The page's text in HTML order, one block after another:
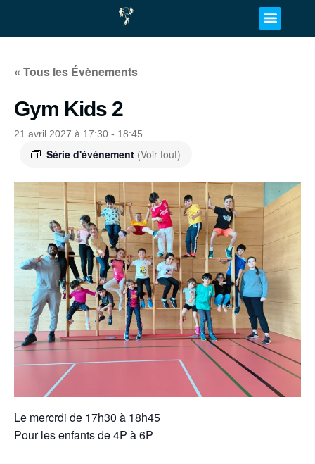
« Tous les Évènements
Gym Kids 2
21 avril 2027 à 17:30 - 18:45
Série d'événement (Voir tout)
Le mercrdi de 17h30 à 18h45
Pour les enfants de 4P à 6P